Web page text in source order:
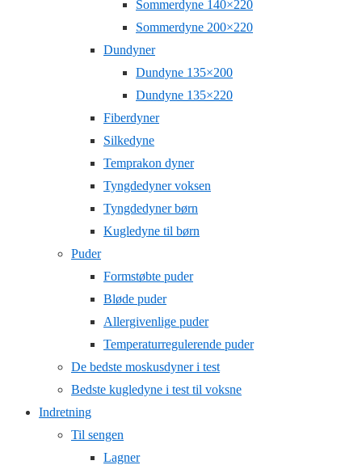
Sommerdyne 140×220
Sommerdyne 200×220
Dundyner
Dundyne 135×200
Dundyne 135×220
Fiberdyner
Silkedyne
Temprakon dyner
Tyngdedyner voksen
Tyngdedyner børn
Kugledyne til børn
Puder
Formstøbte puder
Bløde puder
Allergivenlige puder
Temperaturregulerende puder
De bedste moskusdyner i test
Bedste kugledyne i test til voksne
Indretning
Til sengen
Lagner